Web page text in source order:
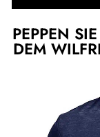
PEPPEN
DEM